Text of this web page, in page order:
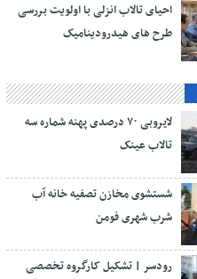
احیای تالاب انزلی با اولویت بررسی
طرح های هیدرودینامیک
لایروبی ۷۰ درصدی پهنه شماره سه
تالاب عینک
شستشوی مخازن تصفیه خانه آب
شرب شهری فومن
رودسر | تشکیل کارگروه تخصصی